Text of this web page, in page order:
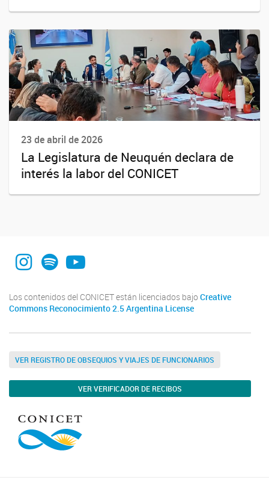
23 de abril de 2026
La Legislatura de Neuquén declara de
interés la labor del CONICET
Instagram
SpotifyYouTube
Los contenidos del CONICET están licenciados bajo Creative
Commons Reconocimiento 2.5 Argentina License
VER REGISTRO DE OBSEQUIOS Y VIAJES DE FUNCIONARIOS
VER VERIFICADOR DE RECIBOS